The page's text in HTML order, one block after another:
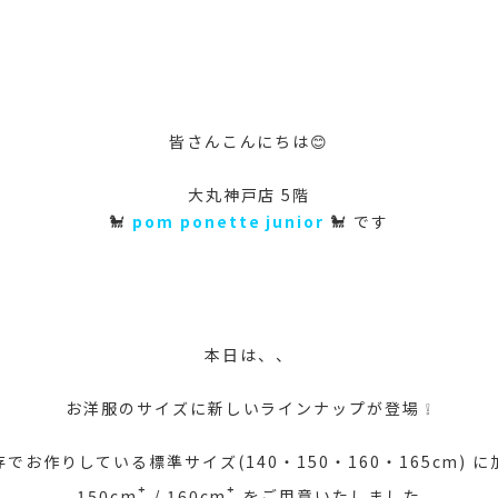
皆さんこんにちは😊
大丸神戸店 5階
🐩 pom ponette junior 🐩 です
本日は、、
お洋服のサイズに新しいラインナップが登場 ❕
でお作りしている標準サイズ(140・150・160・165cm) に